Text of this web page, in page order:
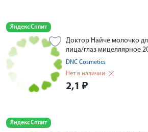
Яндекс Сплит
Доктор Найче молочко
лица/глаз мицеллярное
DNC Cosmetics
Нет в наличии
2,1 ₽
Яндекс Сплит